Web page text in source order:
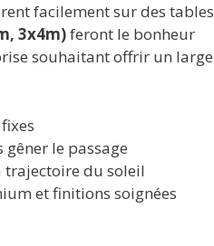
facilement sur des tables
3x4m)feront le bonheur
souhaitant offrir un large
le passage
trajectoire du soleil
et finitions soignées